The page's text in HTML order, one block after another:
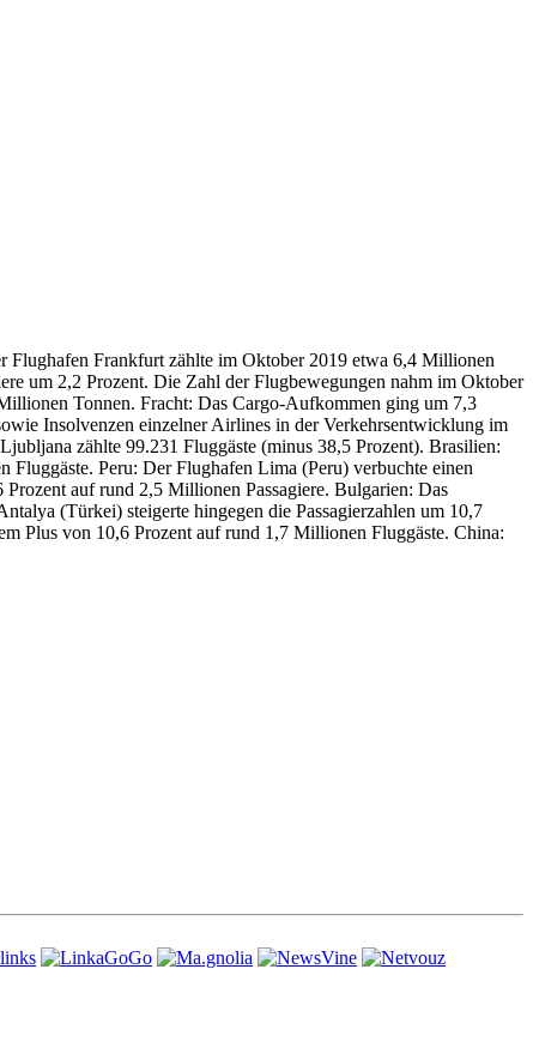
Frankfurt zählte im Oktober 2019 etwa 6,4 Millionen
um 2,2 Prozent. Die Zahl der Flugbewegungen nahm im Oktober
Tonnen. Fracht: Das Cargo-Aufkommen ging um 7,3
Insolvenzen einzelner Airlines in der Verkehrsentwicklung im
zählte 99.231 Fluggäste (minus 38,5 Prozent). Brasilien:
Peru: Der Flughafen Lima (Peru) verbuchte einen
auf rund 2,5 Millionen Passagiere. Bulgarien: Das
(Türkei) steigerte hingegen die Passagierzahlen um 10,7
Plus von 10,6 Prozent auf rund 1,7 Millionen Fluggäste. China: